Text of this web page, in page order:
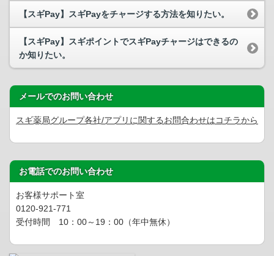
【スギPay】スギPayをチャージする方法を知りたい。
【スギPay】スギポイントでスギPayチャージはできるの
か知りたい。
メールでのお問い合わせ
スギ薬局グループ各社/アプリに関するお問合わせはコチラから
お電話でのお問い合わせ
お客様サポート室
0120-921-771
受付時間 10：00～19：00（年中無休）